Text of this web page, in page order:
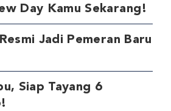
Day Kamu Sekarang!
Jadi Pemeran Baru
Siap Tayang 6